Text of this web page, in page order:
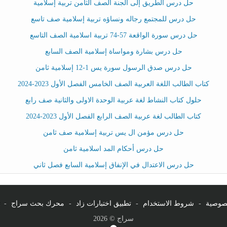
حل درس الطريق إلى الجنة الصف الثامن تربية إسلامية
حل درس للمجتمع رجاله ونساؤه تربية إسلامية صف تاسع
حل درس سورة الواقعة 57-74 تربية اسلامية الصف التاسع
حل درس بشارة ومواساة إسلامية الصف السابع
حل درس صدق الرسول سورة يس 1-12 إسلامية ثامن
كتاب الطالب اللغة العربية الصف الخامس الفصل الأول 2023-2024
حلول كتاب النشاط لغة عربية الوحدة الاولى والثانية صف رابع
كتاب الطالب لغة عربية الصف الرابع الفصل الأول 2023-2024
حل درس مؤمن ال يس تربية إسلامية صف ثامن
حل درس أحكام المد اسلامية ثامن
حل درس الاعتدال في الإنفاق إسلامية السابع فصل ثاني
- شروط الاستخدام - تطبيق اختبارات زاد - محرك بحث سراج -
سراج © 2026